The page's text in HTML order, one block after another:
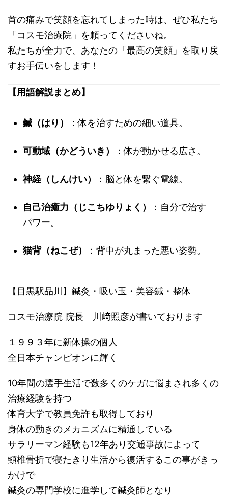
首の痛みで笑顔を忘れてしまった時は、ぜひ私たち
「コスモ治療院」を頼ってくださいね。
私たちが全力で、あなたの「最高の笑顔」を取り戻
すお手伝いをします！
【用語解説まとめ】
鍼（はり） ：体を治すための細い道具。
可動域（かどういき） ：体が動かせる広さ。
神経（しんけい） ：脳と体を繋ぐ電線。
自己治癒力（じこちゆりょく）
：自分で治す
パワー。
猫背（ねこぜ） ：背中が丸まった悪い姿勢。
【目黒駅品川】鍼灸・吸い玉・美容鍼・整体
コスモ治療院 院長 川﨑照彦が書いております
１９９３年に新体操の個人
全日本チャンピオンに輝く
10年間の選手生活で数多くのケガに悩まされ多くの
治療経験を持つ
体育大学で教員免許も取得しており
身体の動きのメカニズムに精通している
サラリーマン経験も12年あり交通事故によって
頸椎骨折で寝たきり生活から復活するこの事がきっ
かけで
鍼灸の専門学校に進学して鍼灸師となり